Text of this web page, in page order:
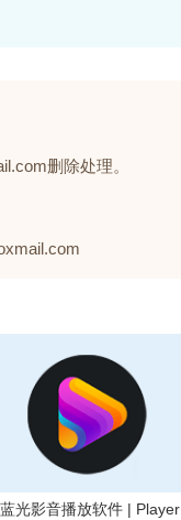
删除处理。
光影音播放软件 |